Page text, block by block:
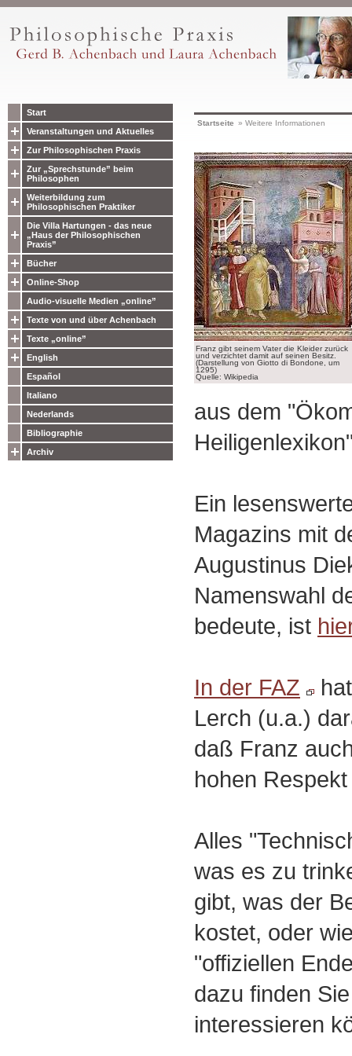
Start
Veranstaltungen und Aktuelles
Zur Philosophischen Praxis
Zur „Sprechstunde” beim
Philosophen
Weiterbildung zum
Philosophischen Praktiker
Die Villa Hartungen - das neue
„Haus der Philosophischen
Praxis”
Bücher
Online-Shop
Audio-visuelle Medien „online”
Texte von und über Achenbach
Texte „online”
English
Español
Italiano
Nederlands
Bibliographie
Archiv
Startseite » Weitere Informationen
Franz gibt seinem Vater die Kleider zurück
und verzichtet damit auf seinen Besitz.
(Darstellung von Giotto di Bondone, um
1295)
Quelle: Wikipedia
aus dem
Ein
Magazins mit
Augustinus
Namenswahl
bedeute, ist
In der FAZ
Lerch (u.a.)
daß Franz
hohen
Alles
was es zu
gibt, was der
kostet, oder
"offiziellen
dazu finden
interessieren